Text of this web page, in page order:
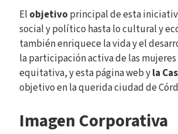
El objetivo principal de esta
social y político hasta lo cultural y
también enriquece la vida y el
la participación activa de las
equitativa, y esta página web yla
objetivo en la querida ciudad de
Imagen Corporativa